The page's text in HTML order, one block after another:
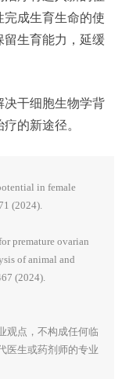
成生育生命的使
留生育能力，延缓
决干细胞生物学背
的新途径。
in female
(2024).
premature ovarian
of animal and
(2024).
观点，不构成任何临
医生或药剂师的专业